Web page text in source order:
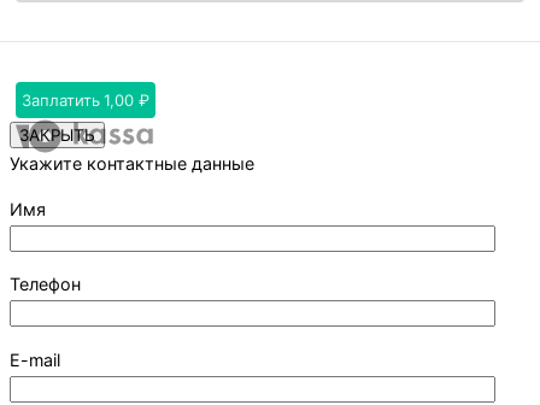
Заплатить1,00 ₽
ЗАКРЫТЬ
Укажите контактные данные
Имя
Телефон
E-mail